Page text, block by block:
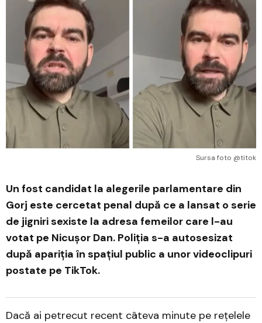
Sursa foto @titok
Un fost candidat la alegerile parlamentare din
Gorj este cercetat penal după ce a lansat o serie
de jigniri sexiste la adresa femeilor care l-au
votat pe Nicușor Dan. Poliția s-a autosesizat
după apariția în spațiul public a unor videoclipuri
postate pe TikTok.
Dacă ai petrecut recent câteva minute pe rețelele